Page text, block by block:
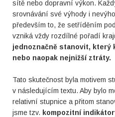
sítě nebo dopravní výkon.
srovnávání své výhody i
především to, že setříděním
vzniká vždy rozdílné pořadí
jednoznačně stanovit, který
nebo naopak nejnižší ztráty.
Tato skutečnost byla motivem
v následujícím textu. Aby bylo
relativní stupnice a přitom
jsme tzv. kompozitní